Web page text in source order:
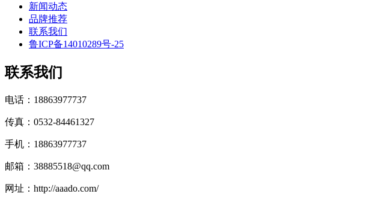
新闻动态
品牌推荐
联系我们
鲁ICP备14010289号-25
联系我们
电话：18863977737
传真：0532-84461327
手机：18863977737
邮箱：38885518@qq.com
网址：http://aaado.com/